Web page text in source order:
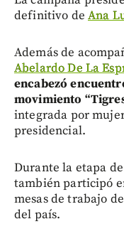
definitivo deAna
Además de
Abelardo De La
encabezó
movimiento
integrada por
presidencial.
Durante la etapa
también participó
mesas de trabajo
del país.